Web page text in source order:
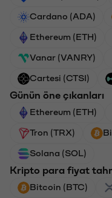
Cardano (ADA)
Ethereum (ETH)
Vanar (VANRY)
Cartesi (CTSI)
Günün öne çıkanları
Ethereum (ETH)
Tron (TRX)
Solana (SOL)
Kripto para fiyat
Bitcoin (BTC)